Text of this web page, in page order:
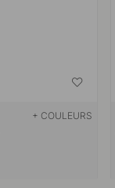
+ COULEURS